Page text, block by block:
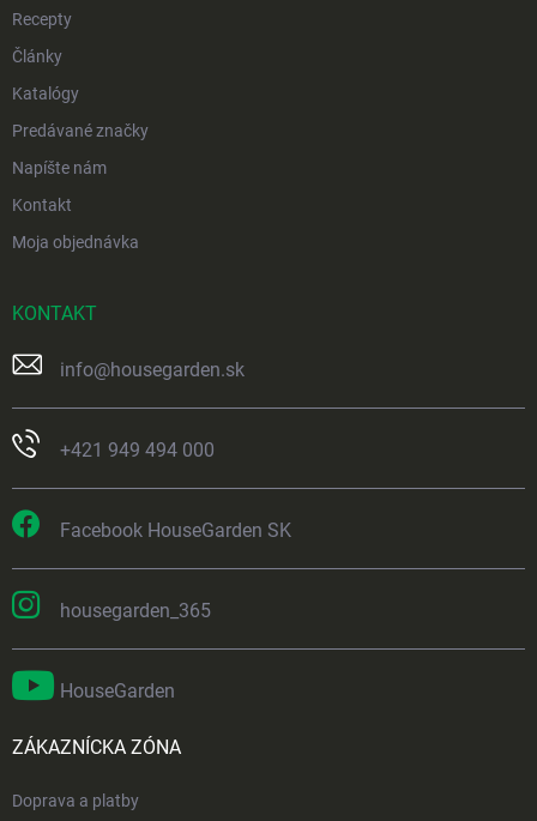
Recepty
Články
Katalógy
Predávané značky
Napíšte nám
Kontakt
Moja objednávka
KONTAKT
info@housegarden.sk
+421 949 494 000
Facebook HouseGarden SK
housegarden_365
HouseGarden
ZÁKAZNÍCKA ZÓNA
Doprava a platby